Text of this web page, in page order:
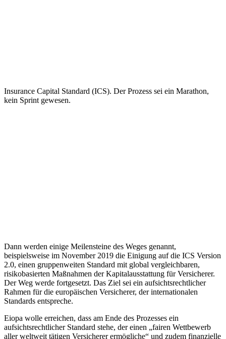
Insurance Capital Standard (ICS). Der Prozess sei ein Marathon,
kein Sprint gewesen.
Dann werden einige Meilensteine des Weges genannt,
beispielsweise im November 2019 die Einigung auf die ICS Version
2.0, einen gruppenweiten Standard mit global vergleichbaren,
risikobasierten Maßnahmen der Kapitalausstattung für Versicherer.
Der Weg werde fortgesetzt. Das Ziel sei ein aufsichtsrechtlicher
Rahmen für die europäischen Versicherer, der internationalen
Standards entspreche.
Eiopa wolle erreichen, dass am Ende des Prozesses ein
aufsichtsrechtlicher Standard stehe, der einen „fairen Wettbewerb
aller weltweit tätigen Versicherer ermögliche“ und zudem finanzielle